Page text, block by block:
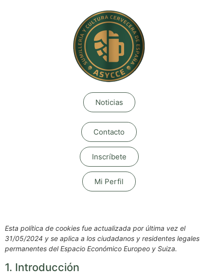
Noticias
Contacto
Inscríbete
Mi Perfil
Esta política de cookies fue actualizada por última vez el
31/05/2024 y se aplica a los ciudadanos y residentes legales
permanentes del Espacio Económico Europeo y Suiza.
1. Introducción